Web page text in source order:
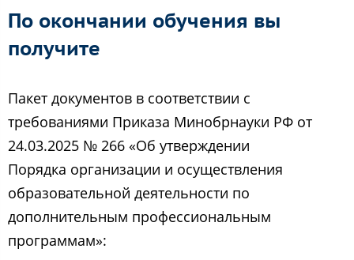
По окончании обучения вы
получите
Пакет документов в соответствии с
требованиями Приказа Минобрнауки РФ от
24.03.2025 № 266 «Об утверждении
Порядка организации и осуществления
образовательной деятельности по
дополнительным профессиональным
программам»: